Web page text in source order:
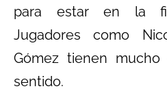
para estar en la
Jugadores como
Gómez tienen
sentido.